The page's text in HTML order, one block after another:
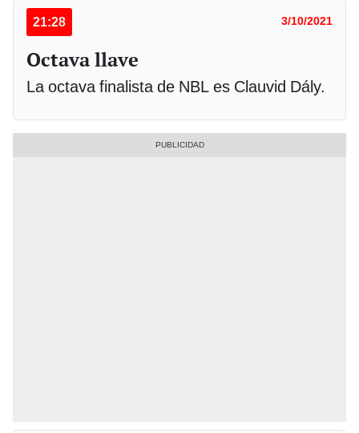
21:28 3/10/2021
Octava llave
La octava finalista de NBL es Clauvid Dály.